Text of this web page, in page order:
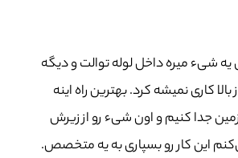
شیء میره داخل لوله توالت و دیگه
کاری نمیشه کرد. بهترین راه اینه
جدا کنیم و اون شیء رو از زیرش
این کار رو بسپاری به یه متخصص.